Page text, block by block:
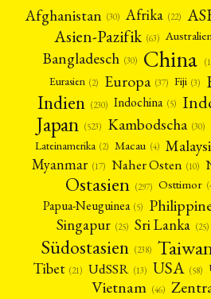
Afghanistan (30) Afrika (22)
Asien-Pazifik (63)
Bangladesch (30) China
Eurasien (2) Europa (37) Fiji (3)
Indien (230) Indochina (5)
Japan (523) Kambodscha (30)
Lateinamerika (2) Macau (4)
Myanmar (17) Naher Osten (10)
Ostasien (297) Osttimor
Papua-Neuguinea (5)
Singapur (25) Sri Lanka (25)
Südostasien (238)
Tibet (21) UdSSR (13) USA (58)
Vietnam (46)